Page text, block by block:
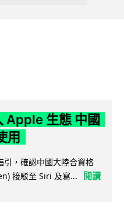
Apple 生態 中國
用
，確認中國大陸合資格
接駁至 Siri 及寫...
閱讀